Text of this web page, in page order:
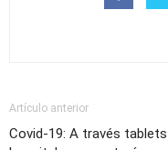
Artículo anterior
Covid-19: A través tablets